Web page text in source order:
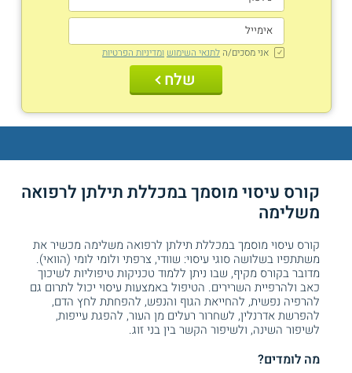
אני מסכים/ה לתנאי השימוש ומדיניות הפרטיות
שלח
קורס עיסוי מוסמך במכללת תילתן לרפואה
משלימה
קורס עיסוי מוסמך במכללת תילתן לרפואה משלימה מכשיר את
משתתפיו בשלושה סוגי עיסוי: שוודי, צרפתי ולומי לומי (הוואי).
מדובר בקורס מקיף, שבו ניתן ללמוד טכניקות טיפוליות לשיכוך
כאב ולהרפיית השרירים. הטיפול באמצעות עיסוי יכול לתרום גם
להרפיה נפשית, להחייאת הגוף והנפש, להפחתת לחץ הדם,
להפרשת אדרנלין, לשחרור רעלים מן העור, להפגת עייפות,
לשיפור השינה, ולשיפור הקשר בין בני זוג.
מה לומדים?